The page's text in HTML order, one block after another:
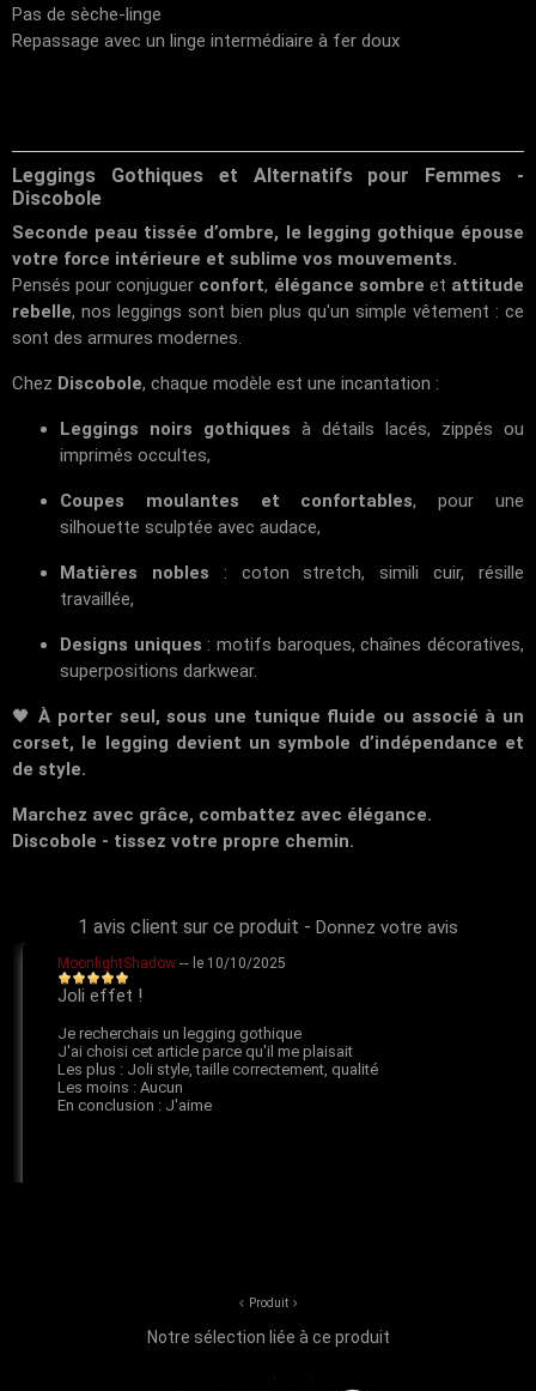
Pas de sèche-linge
Repassage avec un linge intermédiaire à fer doux
Leggings Gothiques et Alternatifs pour Femmes -
Discobole
Seconde peau tissée d’ombre, le legging gothique épouse
votre force intérieure et sublime vos mouvements.
Pensés pour conjuguer confort, élégance sombre et attitude
rebelle, nos leggings sont bien plus qu'un simple vêtement : ce
sont des armures modernes.
Chez Discobole, chaque modèle est une incantation :
Leggings noirs gothiques à détails lacés, zippés ou
imprimés occultes,
Coupes moulantes et confortables, pour une
silhouette sculptée avec audace,
Matières nobles : coton stretch, simili cuir, résille
travaillée,
Designs uniques : motifs baroques, chaînes décoratives,
superpositions darkwear.
🖤À porter seul, sous une tunique fluide ou associé à un
corset, le legging devient un symbole d’indépendance et
de style.
Marchez avec grâce, combattez avec élégance.
Discobole - tissez votre propre chemin.
1 avis client sur ce produit - Donnez votre avis
Produit
Notre sélection liée à ce produit